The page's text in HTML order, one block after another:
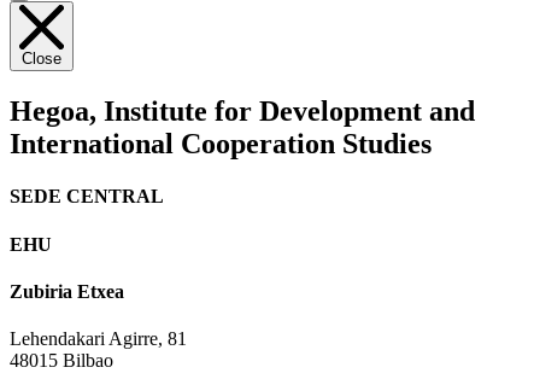
Close
Hegoa, Institute for Development and
International Cooperation Studies
SEDE CENTRAL
EHU
Zubiria Etxea
Lehendakari Agirre, 81
48015 Bilbao